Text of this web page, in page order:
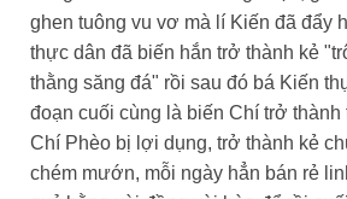
ghen tuông vu vơ mà lí Kiến đã đẩy
thực dân đã biến hắn trở thành kẻ
thằng săng đá" rồi sau đó bá Kiến
đoạn cuối cùng là biến Chí trở thành
Chí Phèo bị lợi dụng, trở thành kẻ
chém mướn, mỗi ngày hẳn bán rẻ